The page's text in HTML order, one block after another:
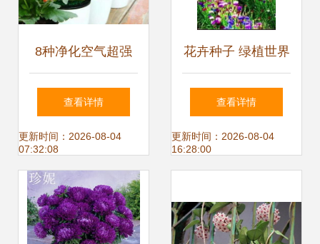
8种净化空气超强
花卉，养几盆在
家，病菌甲醛都少
查看详情
更新时间：2026-08-04
07:32:08
花卉种子 绿植世界
的起点与养护之道
查看详情
更新时间：2026-08-04
16:28:00